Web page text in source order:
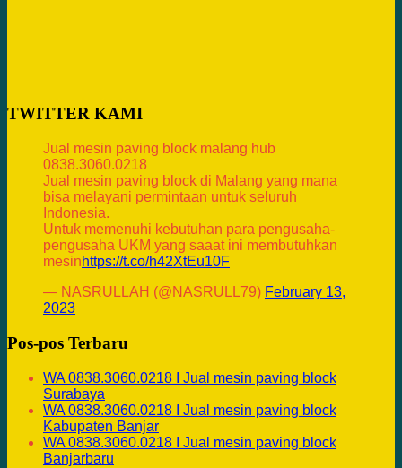
TWITTER KAMI
Jual mesin paving block malang hub
0838.3060.0218
Jual mesin paving block di Malang yang mana
bisa melayani permintaan untuk seluruh
Indonesia.
Untuk memenuhi kebutuhan para pengusaha-
pengusaha UKM yang saaat ini membutuhkan
mesinhttps://t.co/h42XtEu10F
— NASRULLAH (@NASRULL79) February 13,
2023
Pos-pos Terbaru
WA 0838.3060.0218 I Jual mesin paving block
Surabaya
WA 0838.3060.0218 I Jual mesin paving block
Kabupaten Banjar
WA 0838.3060.0218 I Jual mesin paving block
Banjarbaru